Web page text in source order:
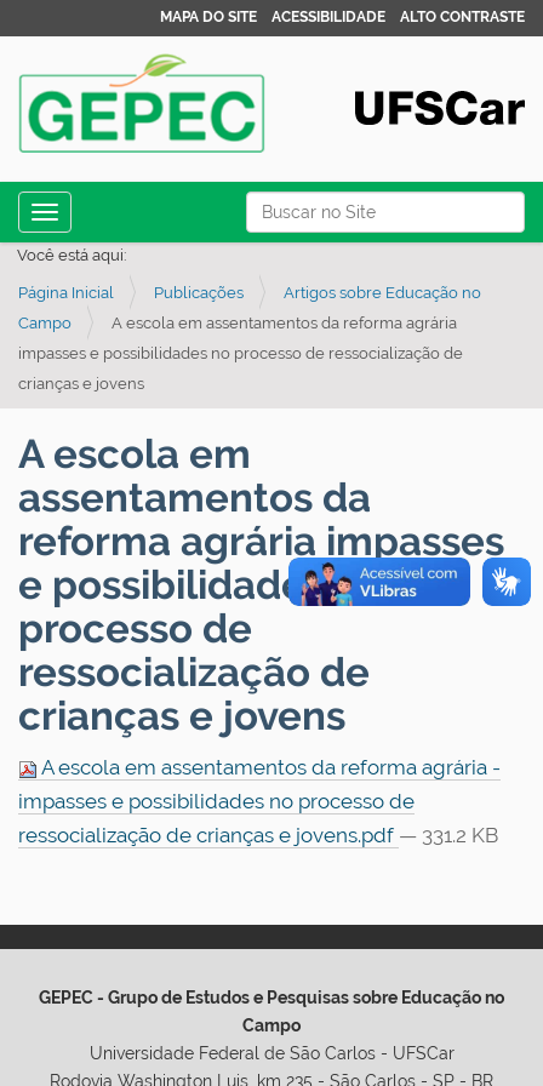
Busca
Busca Avançada…
MAPA DO SITE ACESSIBILIDADE ALTO CONTRASTE
Toggle navigation
Você está aqui:
Página Inicial Publicações
Artigos sobre Educação no
Campo
A escola em assentamentos da reforma agrária
impasses e possibilidades no processo de ressocialização de
crianças e jovens
A escola em
assentamentos da
reforma agrária impasses
e possibilidades no
processo de
ressocialização de
crianças e jovens
A escola em assentamentos da reforma agrária -
impasses e possibilidades no processo de
ressocialização de crianças e jovens.pdf — 331.2 KB
GEPEC - Grupo de Estudos e Pesquisas sobre Educação no
Campo
Universidade Federal de São Carlos - UFSCar
Rodovia Washington Luis, km 235 - São Carlos - SP - BR